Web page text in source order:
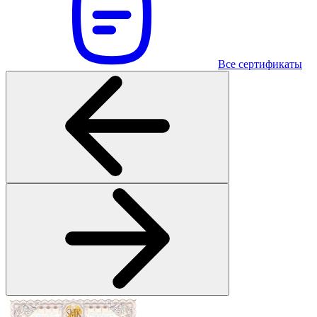
Все сертификаты